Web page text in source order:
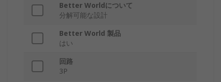
Better Worldについて
分解可能な設計
Better World 製品
はい
回路
3P